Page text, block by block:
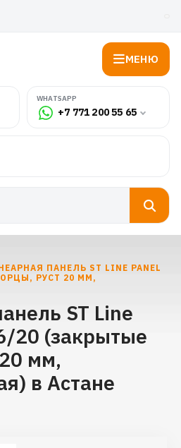
МЕНЮ
WHATSAPP
+7 771 200 55 65
ПАНЕЛЬ ST LINE PANEL
РУСТ 20 ММ,
ST Line
20 (закрытые
мм,
в Астане